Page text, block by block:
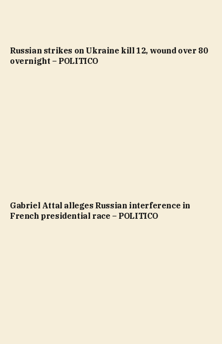
Russian strikes on Ukraine kill 12, wound over 80
overnight – POLITICO
Gabriel Attal alleges Russian interference in
French presidential race – POLITICO